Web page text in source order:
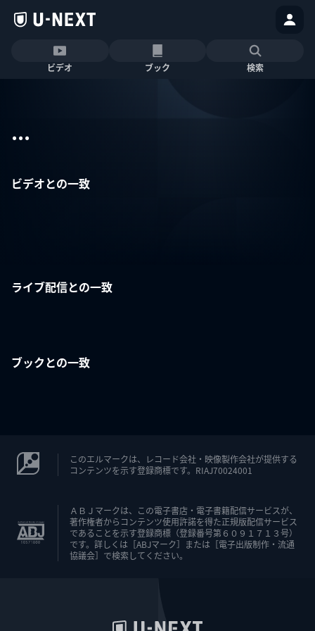
ビデオ ブック 検索
...
ビデオとの一致
ライブ配信との一致
ブックとの一致
このエルマークは、レコード会社・映像製作会社が提供する
コンテンツを示す登録商標です。RIAJ70024001
ＡＢＪマークは、この電子書店・電子書籍配信サービスが、
著作権者からコンテンツ使用許諾を得た正規版配信サービス
であることを示す登録商標（登録番号第６０９１７１３号）
です。詳しくは［ABJマーク］または［電子出版制作・流通
協議会］で検索してください。